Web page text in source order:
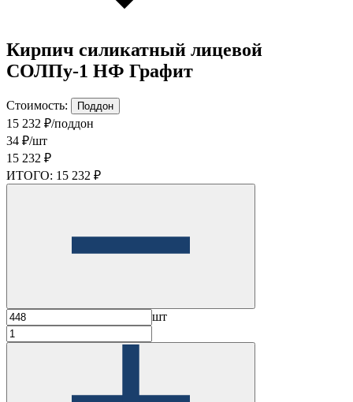
Кирпич силикатный лицевой
СОЛПу-1 НФ Графит
Стоимость: Поддон
15 232 ₽/поддон
34 ₽/шт
15 232 ₽
ИТОГО: 15 232 ₽
шт